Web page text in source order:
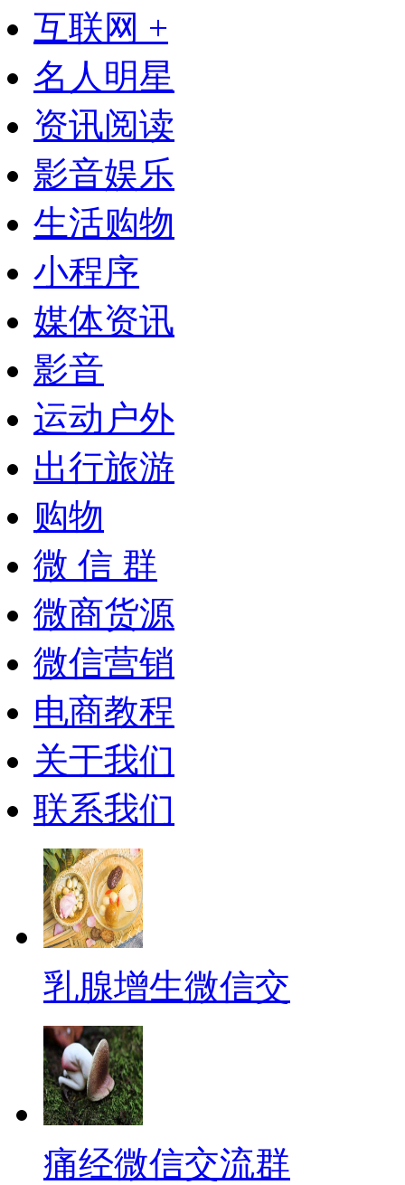
互联网 +
名人明星
资讯阅读
影音娱乐
生活购物
小程序
媒体资讯
影音
运动户外
出行旅游
购物
微 信 群
微商货源
微信营销
电商教程
关于我们
联系我们
乳腺增生微信交
痛经微信交流群